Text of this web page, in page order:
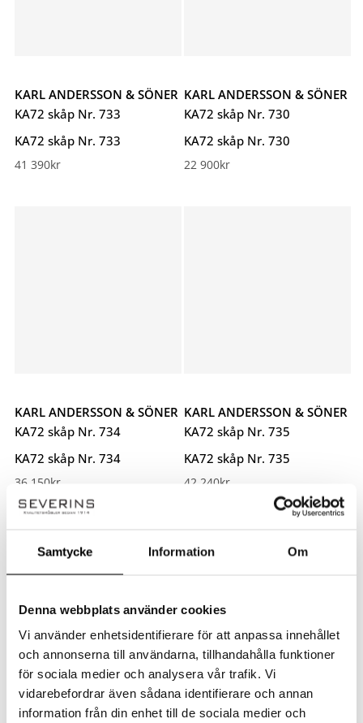
Samtycke Information Om
Denna webbplats använder cookies
Vi använder enhetsidentifierare för att anpassa innehållet
och annonserna till användarna, tillhandahålla funktioner
för sociala medier och analysera vår trafik. Vi
vidarebefordrar även sådana identifierare och annan
information från din enhet till de sociala medier och
KARL ANDERSSON & SÖNER
KA72 skåp Nr. 733
KA72 skåp Nr. 733
41 390kr
KARL ANDERSSON & SÖNER
KA72 skåp Nr. 730
KA72 skåp Nr. 730
22 900kr
KARL ANDERSSON & SÖNER
KA72 skåp Nr. 734
KA72 skåp Nr. 734
36 150kr
KARL ANDERSSON & SÖNER
KA72 skåp Nr. 735
KA72 skåp Nr. 735
42 240kr